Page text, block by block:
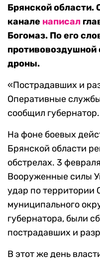
Брянской области.
канале написал
Богомаз. По его
противовоздушной
дроны.
«Пострадавших и
Оперативные
сообщил губернатор.
На фоне боевых
Брянской области
обстрелах. 3
Вооруженные силы
удар по территории
муниципального
губернатора, были
пострадавших и
В этот же день